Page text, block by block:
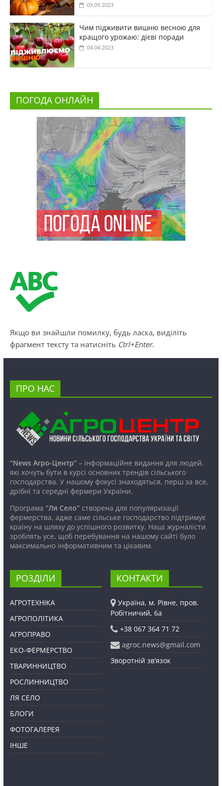
09.09.2023
Чим підживити вишню весною для
кращого урожаю: дієві поради
04.04.2023
ПОГОДА ОНЛАЙН
Якщо ви знайшли помилку, будь ласка, виділіть
фрагмент тексту та натисніть Ctrl+Enter.
ПРО НАС
“News Агро-Центр”– інформаційне видання для людей,
які хочуть бути в курсі основних трендів сільського
господарства. У нашому фокусі знаходяться, перш за все,
дрібні та середні фермери України.
Програма “Ля Село”створена для популяризації
фермерства, адже саме сільське господарство підтримує
країну на шляху до успішного розвитку. Наші журналісти
зроблять усе, щоб перебування на нашому сайті було
максимально інформативним та цікавим.
РОЗДІЛИ
АГРОТЕХНІКА
АГРОПОЛІТИКА
АГРОПРАВО
ЕКО-ФЕРМЕРСТВО
ТВАРИННИЦТВО
РОСЛИННИЦТВО
ЛЯ СЕЛО
БЛОГИ
ФОТОГАЛЕРЕЯ
ІНШЕ
КОНТАКТИ
Україна, м. Рівне, пров.
Робітничий, 6а
+38 067 364 71 72
agroc.news@gmail.com
Зворотній зв’язок